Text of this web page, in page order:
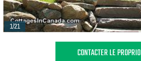
1/21
CONTACTER LE PROPRIO